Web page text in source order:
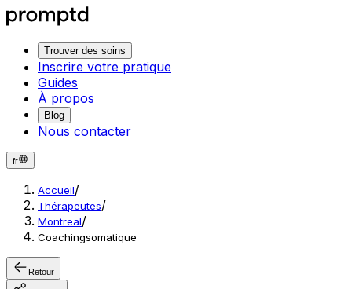
Trouver des soins
Inscrire votre pratique
Guides
À propos
Blog
Nous contacter
fr
Accueil/
Thérapeutes/
Montreal/
Coachingsomatique
Retour